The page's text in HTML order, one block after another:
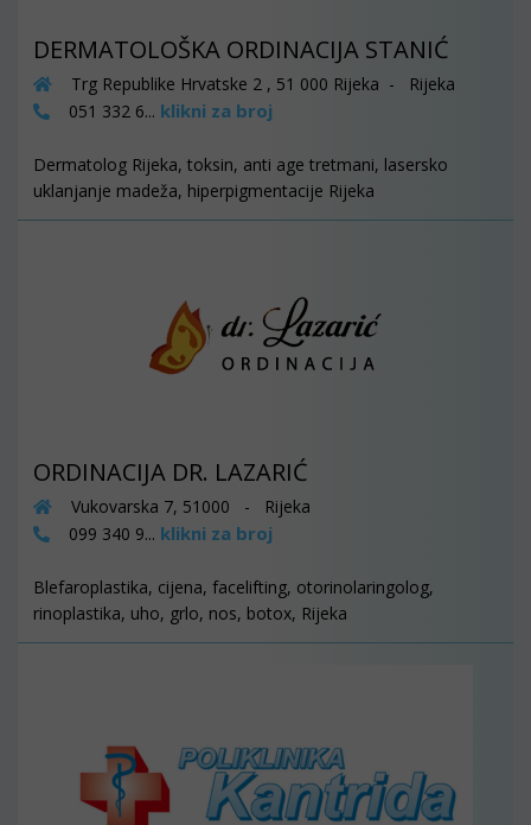
DERMATOLOŠKA ORDINACIJA STANIĆ
Trg Republike Hrvatske 2 , 51 000 Rijeka - Rijeka
051 332 6... klikni za broj
Dermatolog Rijeka, toksin, anti age tretmani, lasersko
uklanjanje madeža, hiperpigmentacije Rijeka
ORDINACIJA DR. LAZARIĆ
Vukovarska 7, 51000 - Rijeka
099 340 9... klikni za broj
Blefaroplastika, cijena, facelifting, otorinolaringolog,
rinoplastika, uho, grlo, nos, botox, Rijeka